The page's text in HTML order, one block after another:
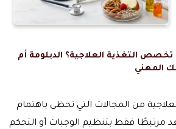
التغذية العلاجية؟ الدبلومة أم
المهني
من المجالات التي تحظى باهتمام
مرتبطًا فقط بتنظيم الوجبات أو التحكم